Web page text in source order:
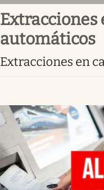
Mercados Online
Negocios
Infotechnology
Clase
Clima
Mundial 2026
extracciones en cajeros
automáticos
extracciones en